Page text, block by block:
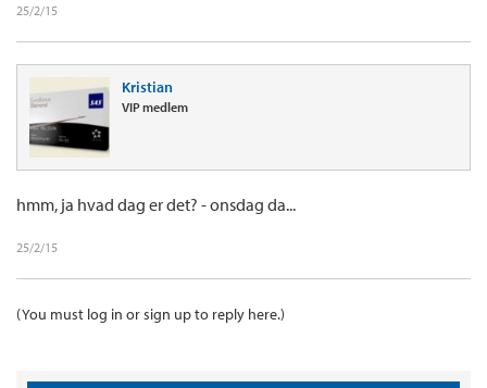
25/2/15
Kristian
VIP medlem
hmm, ja hvad dag er det? - onsdag da...
25/2/15
(You must log in or sign up to reply here.)